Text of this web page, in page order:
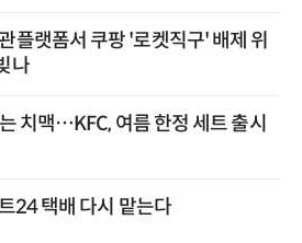
플랫폼서 쿠팡 '로켓직구' 배제 위
나
치맥…KFC, 여름 한정 세트 출시
24 택배 다시 맡는다